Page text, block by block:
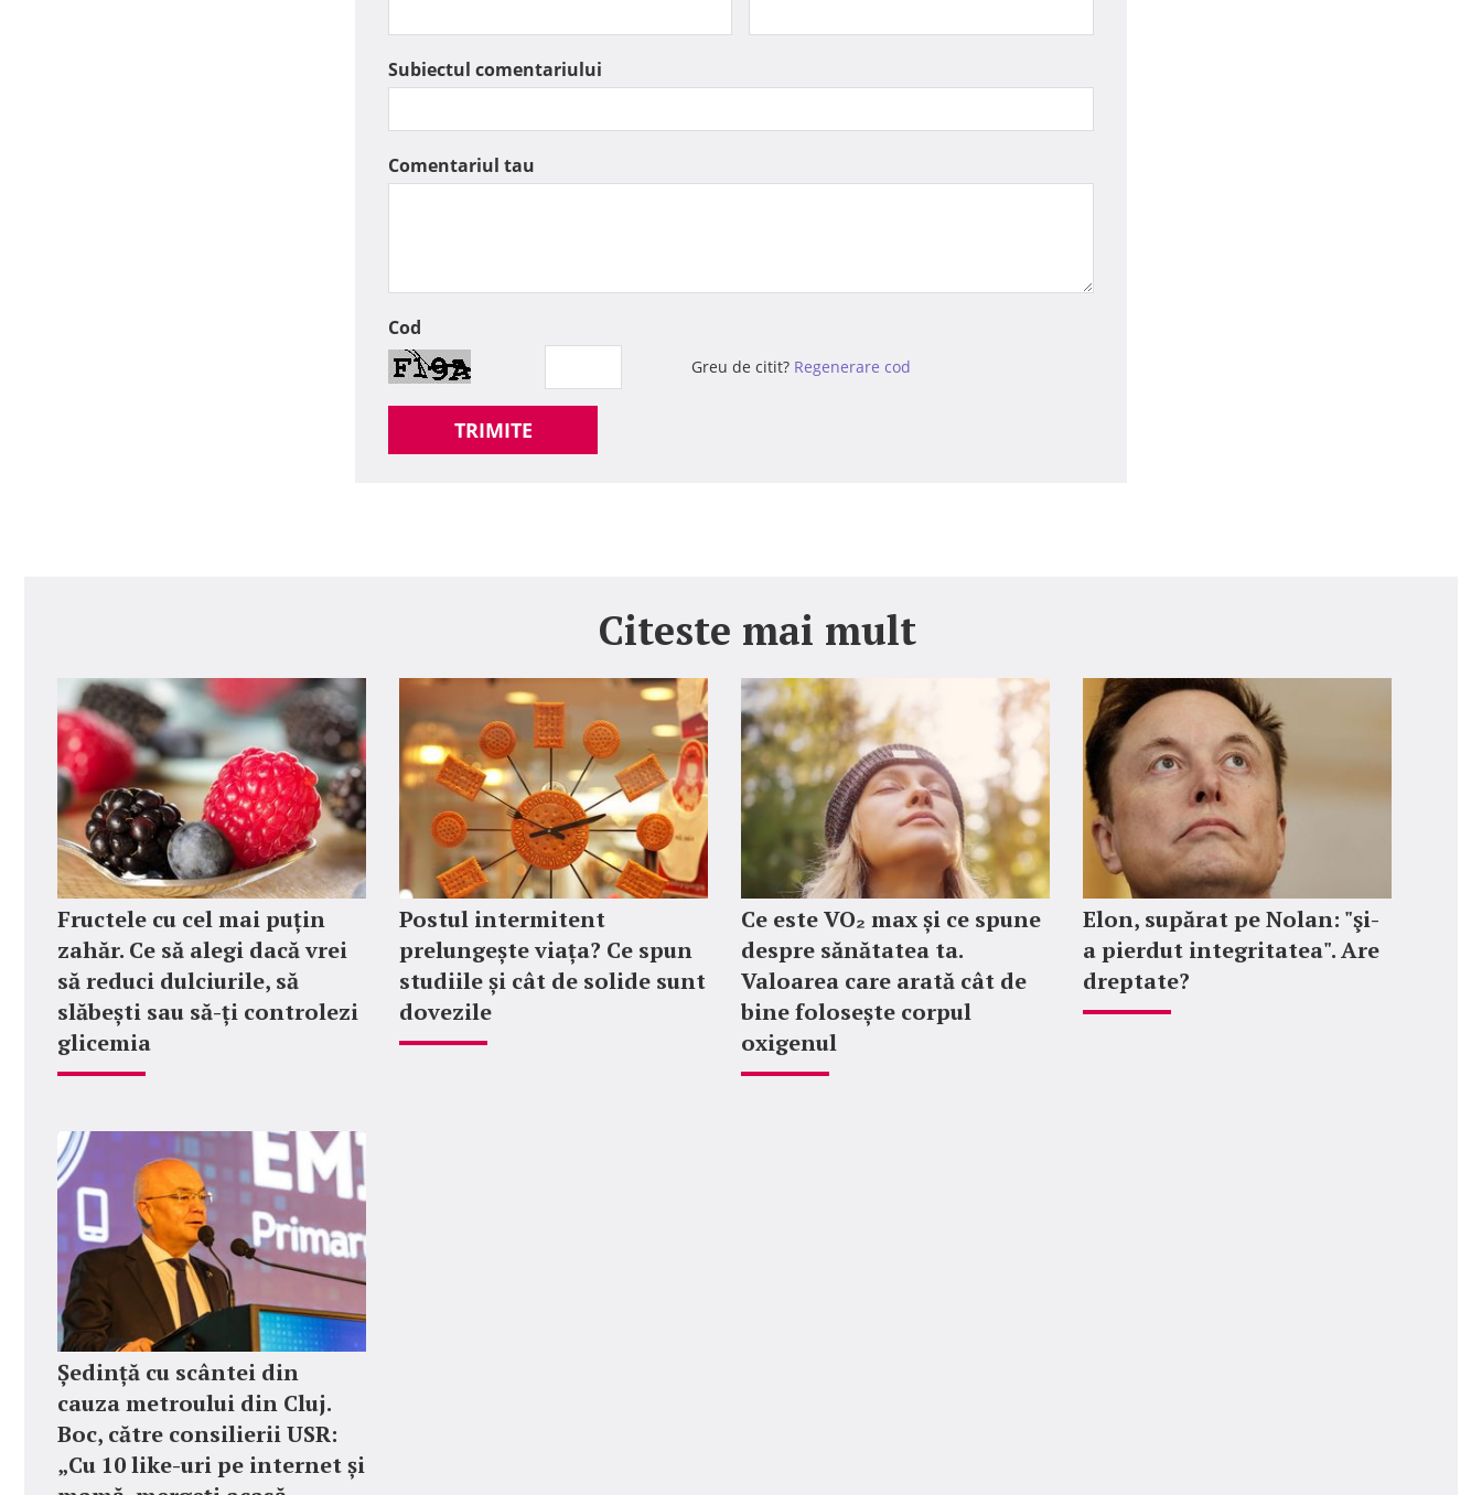
Subiectul comentariului
Comentariul tau
Cod
Greu de citit? Regenerare cod
TRIMITE
Citeste mai mult
Fructele cu cel mai puțin
zahăr. Ce să alegi dacă vrei
să reduci dulciurile, să
slăbești sau să-ți controlezi
glicemia
Postul intermitent
prelungește viața? Ce spun
studiile și cât de solide sunt
dovezile
Ce este VO₂ max și ce spune
despre sănătatea ta.
Valoarea care arată cât de
bine folosește corpul
oxigenul
Elon, supărat pe Nolan: "şi-
a pierdut integritatea". Are
dreptate?
Ședință cu scântei din
cauza metroului din Cluj.
Boc, către consilierii USR:
„Cu 10 like-uri pe internet și